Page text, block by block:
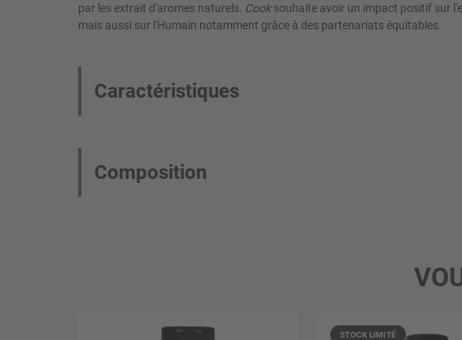
par les extrait d'aromes naturels. Cooksouhaite avoir un impact positif sur
mais aussi sur l'Humain notamment grâce à des partenariats équitables.
Caractéristiques
Composition
STOCK LIMITÉ